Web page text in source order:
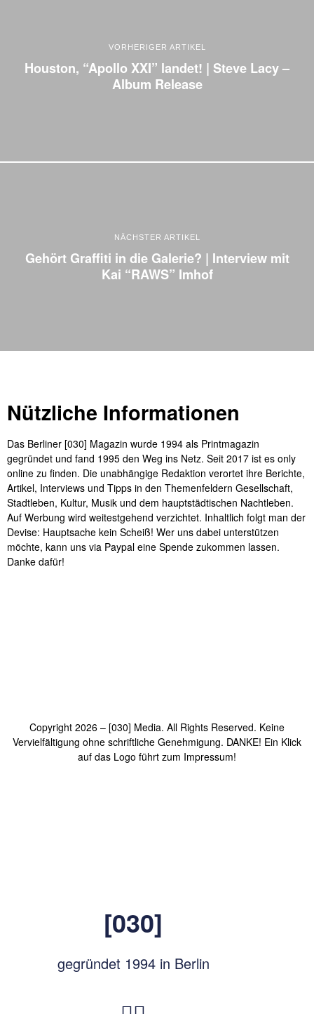
VORHERIGER ARTIKEL
Houston, “Apollo XXI” landet! | Steve Lacy –
Album Release
NÄCHSTER ARTIKEL
Gehört Graffiti in die Galerie? | Interview mit
Kai “RAWS” Imhof
Nützliche Informationen
Das Berliner [030] Magazin wurde 1994 als Printmagazin
gegründet und fand 1995 den Weg ins Netz. Seit 2017 ist es only
online zu finden. Die unabhängige Redaktion verortet ihre Berichte,
Artikel, Interviews und Tipps in den Themenfeldern Gesellschaft,
Stadtleben, Kultur, Musik und dem hauptstädtischen Nachtleben.
Auf Werbung wird weitestgehend verzichtet. Inhaltlich folgt man der
Devise: Hauptsache kein Scheiß! Wer uns dabei unterstützen
möchte, kann uns via Paypal eine Spende zukommen lassen.
Danke dafür!
Copyright 2026 – [030] Media. All Rights Reserved. Keine
Vervielfältigung ohne schriftliche Genehmigung. DANKE! Ein Klick
auf das Logo führt zum Impressum!
[030]
gegründet 1994 in Berlin